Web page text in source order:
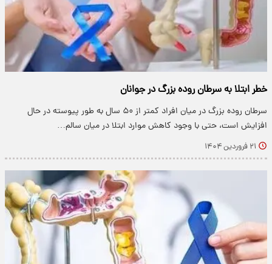
خطر ابتلا به سرطان روده بزرگ در جوانان
سرطان روده بزرگ در میان افراد کمتر از ۵۰ سال به طور پیوسته در حال
افزایش است، حتی با وجود کاهش موارد ابتلا در میان سالم…
۲۱ فروردین ۱۴۰۴